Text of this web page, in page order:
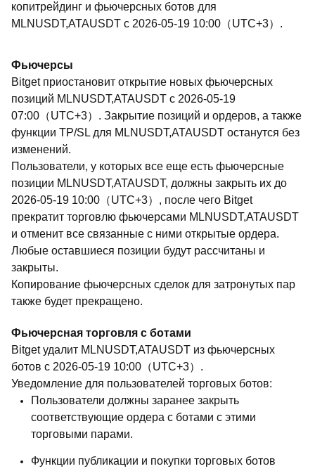
копитрейдинг и фьючерсных ботов для
MLNUSDT,ATAUSDT с 2026-05-19 10:00（UTC+3）.
Фьючерсы
Bitget приостановит открытие новых фьючерсных
позиций MLNUSDT,ATAUSDT с 2026-05-19
07:00（UTC+3）. Закрытие позиций и ордеров, а также
функции TP/SL для MLNUSDT,ATAUSDT останутся без
изменений.
Пользователи, у которых все еще есть фьючерсные
позиции MLNUSDT,ATAUSDT, должны закрыть их до
2026-05-19 10:00（UTC+3）, после чего Bitget
прекратит торговлю фьючерсами MLNUSDT,ATAUSDT
и отменит все связанные с ними открытые ордера.
Любые оставшиеся позиции будут рассчитаны и
закрыты.
Копирование фьючерсных сделок для затронутых пар
также будет прекращено.
Фьючерсная торговля с ботами
Bitget удалит MLNUSDT,ATAUSDT из фьючерсных
ботов с 2026-05-19 10:00（UTC+3）.
Уведомление для пользователей торговых ботов:
Пользователи должны заранее закрыть
соответствующие ордера с ботами с этими
торговыми парами.
Функции публикации и покупки торговых ботов